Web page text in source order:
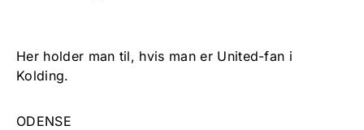
Her holder man til, hvis man er United-fan i
Kolding.
ODENSE